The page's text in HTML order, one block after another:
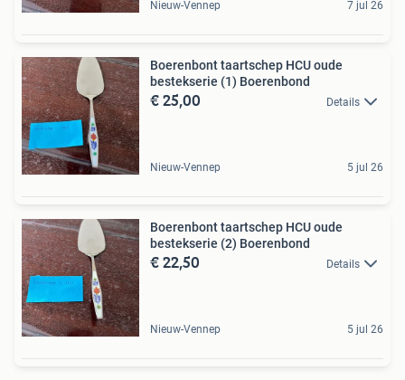
Nieuw-Vennep 7 jul 26
Boerenbont taartschep HCU oude
bestekserie (1) Boerenbond
€ 25,00 Details
Nieuw-Vennep 5 jul 26
Boerenbont taartschep HCU oude
bestekserie (2) Boerenbond
€ 22,50 Details
Nieuw-Vennep 5 jul 26